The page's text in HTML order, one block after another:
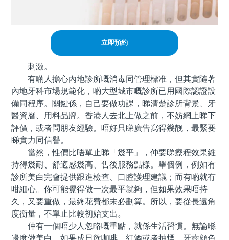
立即預約
刺激。
有啲人擔心內地診所嘅消毒同管理標准，但其實隨著
內地牙科市場規範化，啲大型城市嘅診所已用國際認證設
備同程序。關鍵係，自己要做功課，睇清楚診所背景、牙
醫資曆、用料品牌。香港人去北上做之前，不妨網上睇下
評價，或者問朋友經驗。唔好只睇廣告寫得幾靓，最緊要
睇實力同信譽。
當然，性價比唔單止睇「幾平」，仲要睇療程效果維
持得幾耐、舒適感幾高、售後服務點樣。舉個例，例如有
診所美白完會提供跟進檢查、口腔護理建議；而有啲就冇
咁細心。你可能覺得做一次最平就夠，但如果效果唔持
久，又要重做，最終花費都未必劃算。所以，要從長遠角
度衡量，不單止比較初始支出。
仲有一個唔少人忽略嘅重點，就係生活習慣。無論喺
邊度做美白，如果成日飲咖啡、紅酒或者抽煙，牙齒顔色